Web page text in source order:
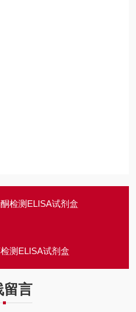
检测ELISA试剂盒
测ELISA试剂盒
留言